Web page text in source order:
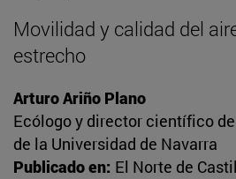
Movilidad y calidad del
estrecho
Arturo Ariño Plano
Ecólogo y director científico
de la Universidad de Navarra
Publicado en: El Norte de